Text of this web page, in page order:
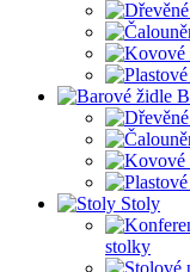
Stoly
stolky